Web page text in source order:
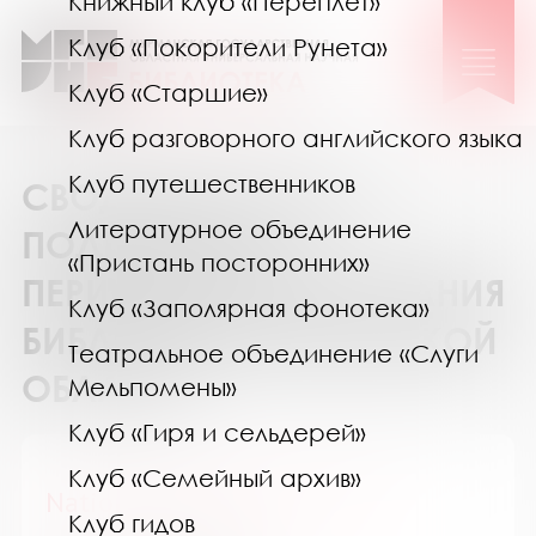
Клуб «Покорители Рунета»
Клуб «Старшие»
Клуб разговорного английского языка
Клуб путешественников
Литературное объединение
«Пристань посторонних»
Клуб «Заполярная фонотека»
Театральное объединение «Слуги
Мельпомены»
Клуб «Гиря и сельдерей»
Клуб «Семейный архив»
Клуб гидов
СВОДНЫЙ КАТАЛОГ
ПОДПИСКИ НА
ПЕРИОДИЧЕСКИЕ ИЗДАНИЯ
БИБЛИОТЕК МУРМАНСКОЙ
ОБЛАСТИ
National Geographic Россия